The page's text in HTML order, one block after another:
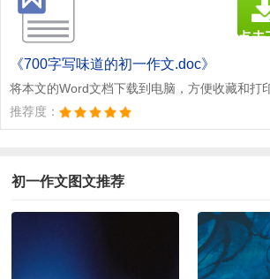
《700字写味道的初一作文.doc》
将本文的Word文档下载到电脑，方便收藏和打
推荐度：
点击
初一作文图文推荐